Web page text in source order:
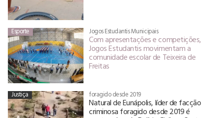
Esporte Jogos Estudantis Municipais
Com apresentações e competições,
Jogos Estudantis movimentam a
comunidade escolar de Teixeira de
Freitas
Justiça foragido desde 2019
Natural de Eunápolis, líder de facção
criminosa foragido desde 2019 é